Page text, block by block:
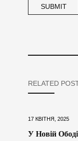
RELATED
17 КВІТНЯ, 2025
У Новій